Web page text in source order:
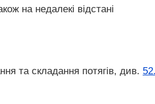
на недалекі відстані
та складання потягів, див.